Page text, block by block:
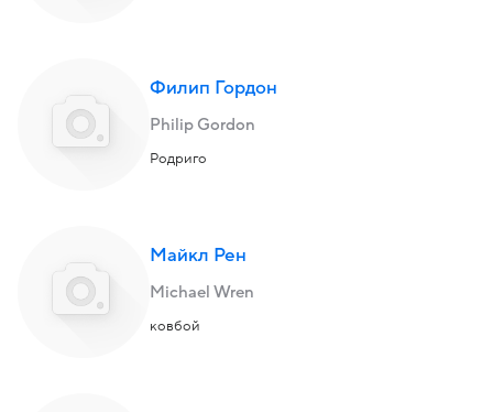
Филип Гордон
Philip Gordon
Родриго
Майкл Рен
Michael Wren
ковбой